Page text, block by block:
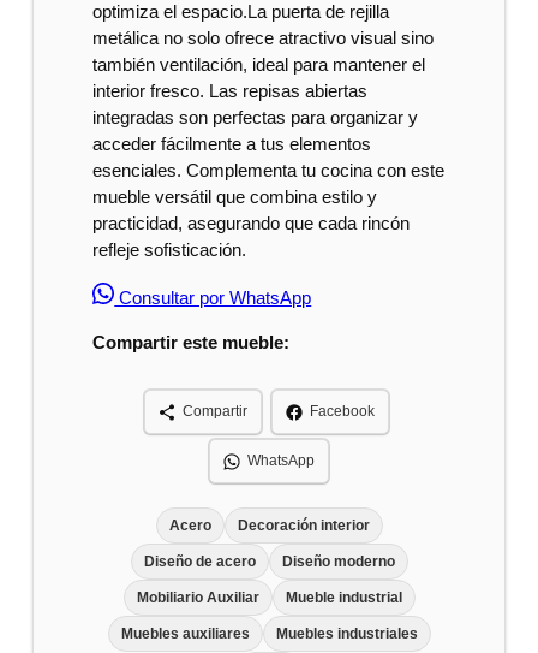
optimiza el espacio.La puerta de rejilla
metálica no solo ofrece atractivo visual sino
también ventilación, ideal para mantener el
interior fresco. Las repisas abiertas
integradas son perfectas para organizar y
acceder fácilmente a tus elementos
esenciales. Complementa tu cocina con este
mueble versátil que combina estilo y
practicidad, asegurando que cada rincón
refleje sofisticación.
Consultar por WhatsApp
Compartir este mueble:
Compartir Facebook
WhatsApp
Acero Decoración interior
Diseño de acero Diseño moderno
Mobiliario Auxiliar Mueble industrial
Muebles auxiliares Muebles industriales